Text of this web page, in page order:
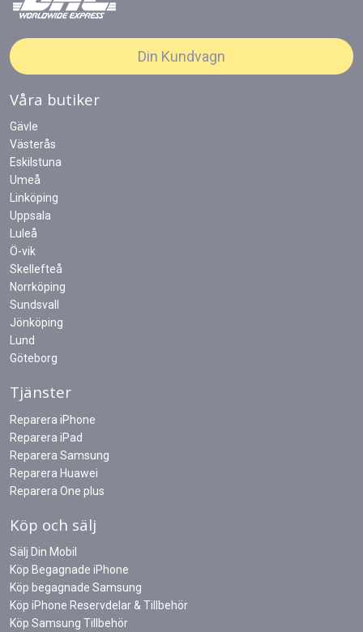
Din Kundvagn
Våra butiker
Gävle
Västerås
Eskilstuna
Umeå
Linköping
Uppsala
Luleå
Ö-vik
Skellefteå
Norrköping
Sundsvall
Jönköping
Lund
Göteborg
Tjänster
Reparera iPhone
Reparera iPad
Reparera Samsung
Reparera Huawei
Reparera One plus
Köp och sälj
Sälj Din Mobil
Köp Begagnade iPhone
Köp begagnade Samsung
Köp iPhone Reservdelar & Tillbehör
Köp Samsung Tillbehör